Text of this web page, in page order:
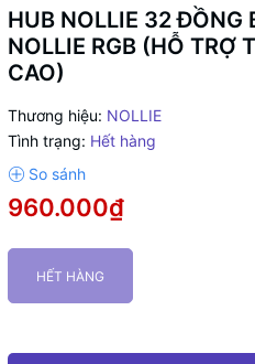
HUB NOLLIE 32 ĐỒNG
NOLLIE RGB (HỖ TRỢ
CAO)
Thương hiệu: NOLLIE
Tình trạng: Hết hàng
960.000₫
HẾT HÀNG